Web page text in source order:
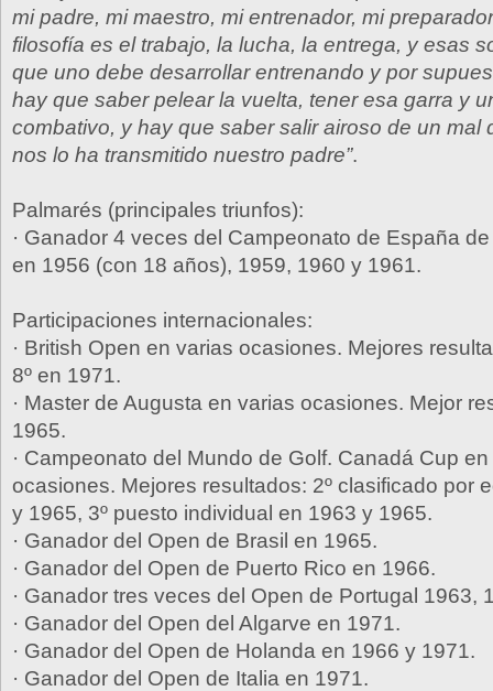
mi padre, mi maestro, mi entrenador, mi
filosofía es el trabajo, la lucha, la entrega, y esas
que uno debe desarrollar entrenando y por
hay que saber pelear la vuelta, tener esa garra y
combativo, y hay que saber salir airoso de un mal
nos lo ha transmitido nuestro padre”.
Palmarés (principales triunfos):
· Ganador 4 veces del Campeonato de España
en 1956 (con 18 años), 1959, 1960 y 1961.
Participaciones internacionales:
· British Open en varias ocasiones. Mejores
8º en 1971.
· Master de Augusta en varias ocasiones. Mejor
1965.
· Campeonato del Mundo de Golf. Canadá Cup
ocasiones. Mejores resultados: 2º clasificado por
y 1965, 3º puesto individual en 1963 y 1965.
· Ganador del Open de Brasil en 1965.
· Ganador del Open de Puerto Rico en 1966.
· Ganador tres veces del Open de Portugal 1963,
· Ganador del Open del Algarve en 1971.
· Ganador del Open de Holanda en 1966 y 1971.
· Ganador del Open de Italia en 1971.